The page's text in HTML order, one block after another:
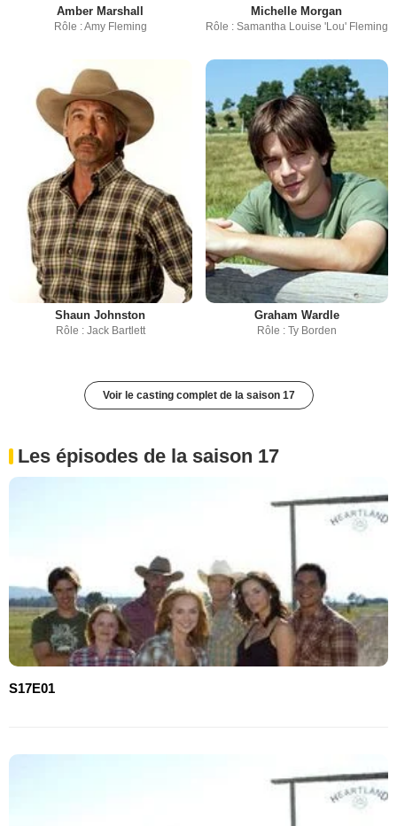
Amber Marshall
Rôle : Amy Fleming
Michelle Morgan
Rôle : Samantha Louise 'Lou' Fleming
Shaun Johnston
Rôle : Jack Bartlett
Graham Wardle
Rôle : Ty Borden
Voir le casting complet de la saison 17
Les épisodes de la saison 17
S17E01